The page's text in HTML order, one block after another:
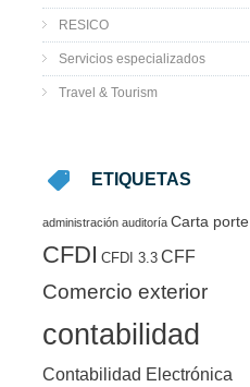
RESICO
Servicios especializados
Travel & Tourism
ETIQUETAS
administración auditoría Carta porte
CFDI CFDI 3.3 CFF
Comercio exterior
contabilidad
Contabilidad Electrónica